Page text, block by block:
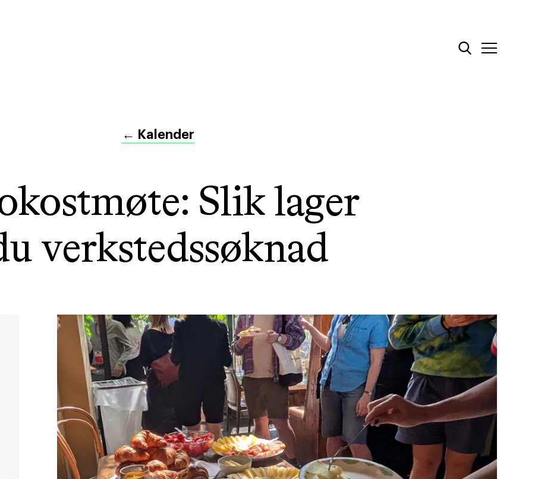
← Kalender
Slik lager
verkstedssøknad